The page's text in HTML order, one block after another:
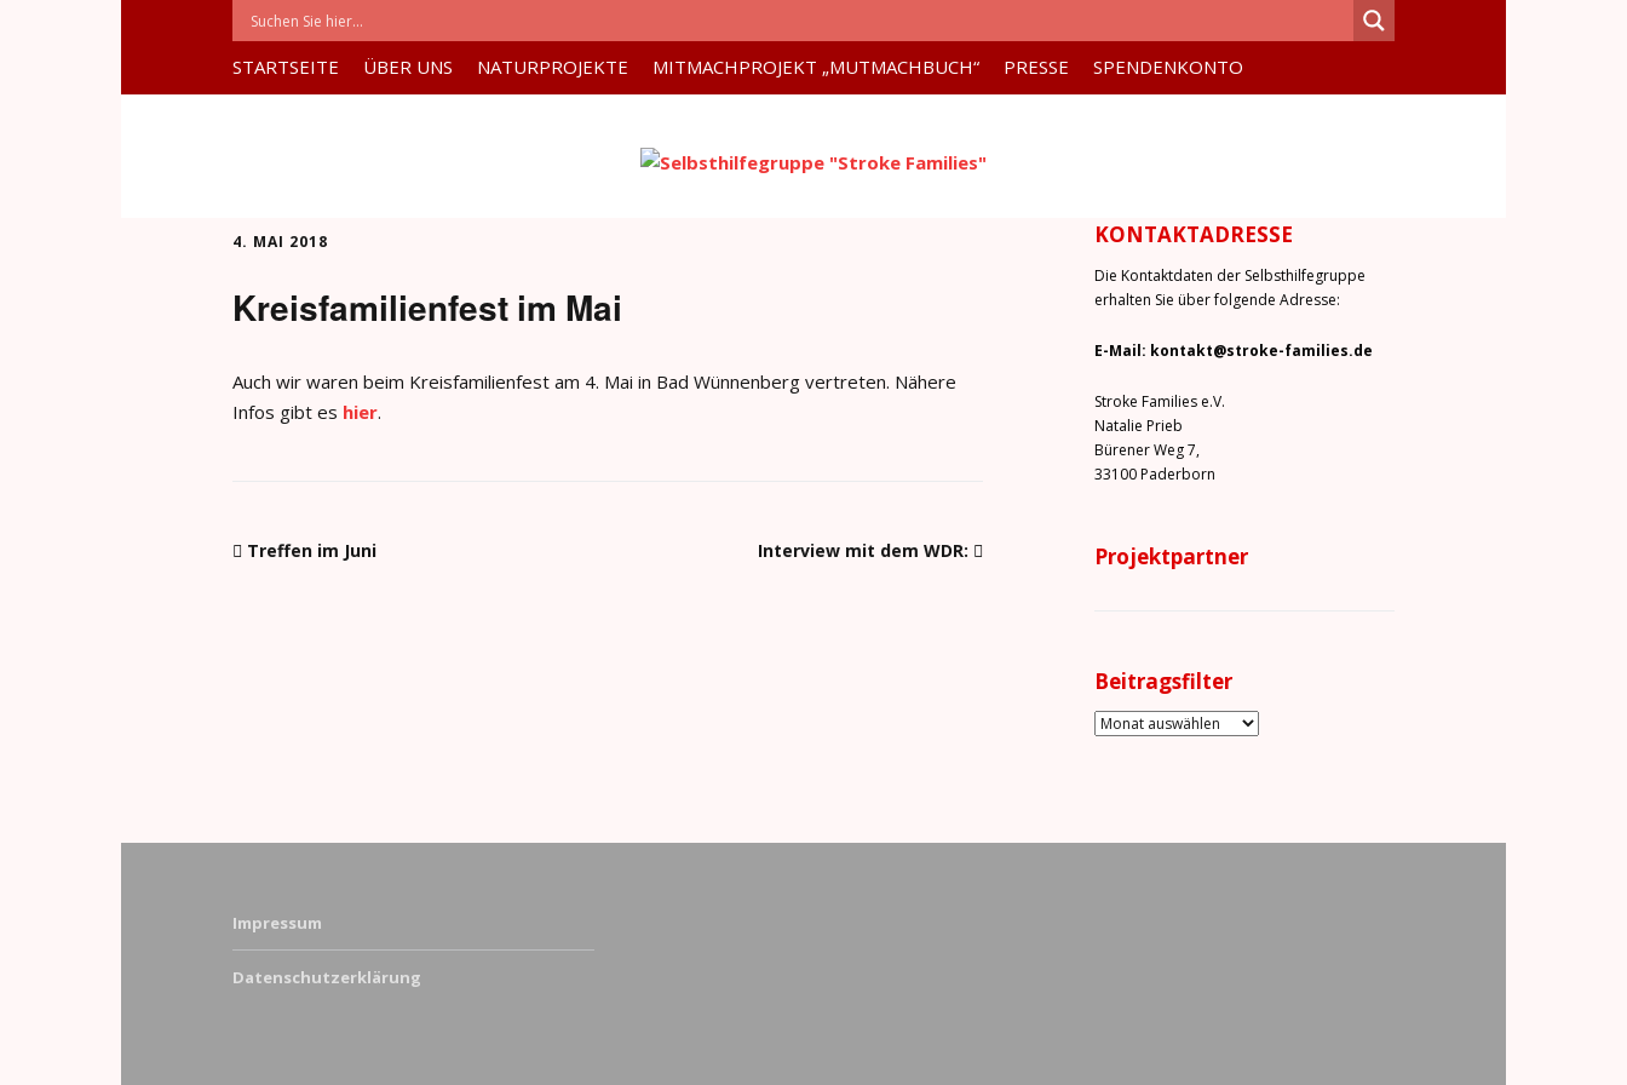
STARTSEITE ÜBER UNS NATURPROJEKTE MITMACHPROJEKT „MUTMACHBUCH“ PRESSE SPENDENKONTO
4. MAI 2018
Kreisfamilienfest im Mai
Auch wir waren beim Kreisfamilienfest am 4. Mai in Bad Wünnenberg vertreten. Nähere
Infos gibt es hier.
Treffen im Juni Interview mit dem WDR:
KONTAKTADRESSE
Die Kontaktdaten der Selbsthilfegruppe
erhalten Sie über folgende Adresse:
E-Mail: kontakt@stroke-families.de
Stroke Families e.V.
Natalie Prieb
Bürener Weg 7,
33100 Paderborn
Projektpartner
Beitragsfilter
Impressum
Datenschutzerklärung